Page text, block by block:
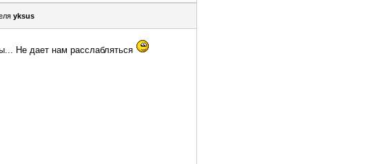
yksus
Не дает нам расслабляться